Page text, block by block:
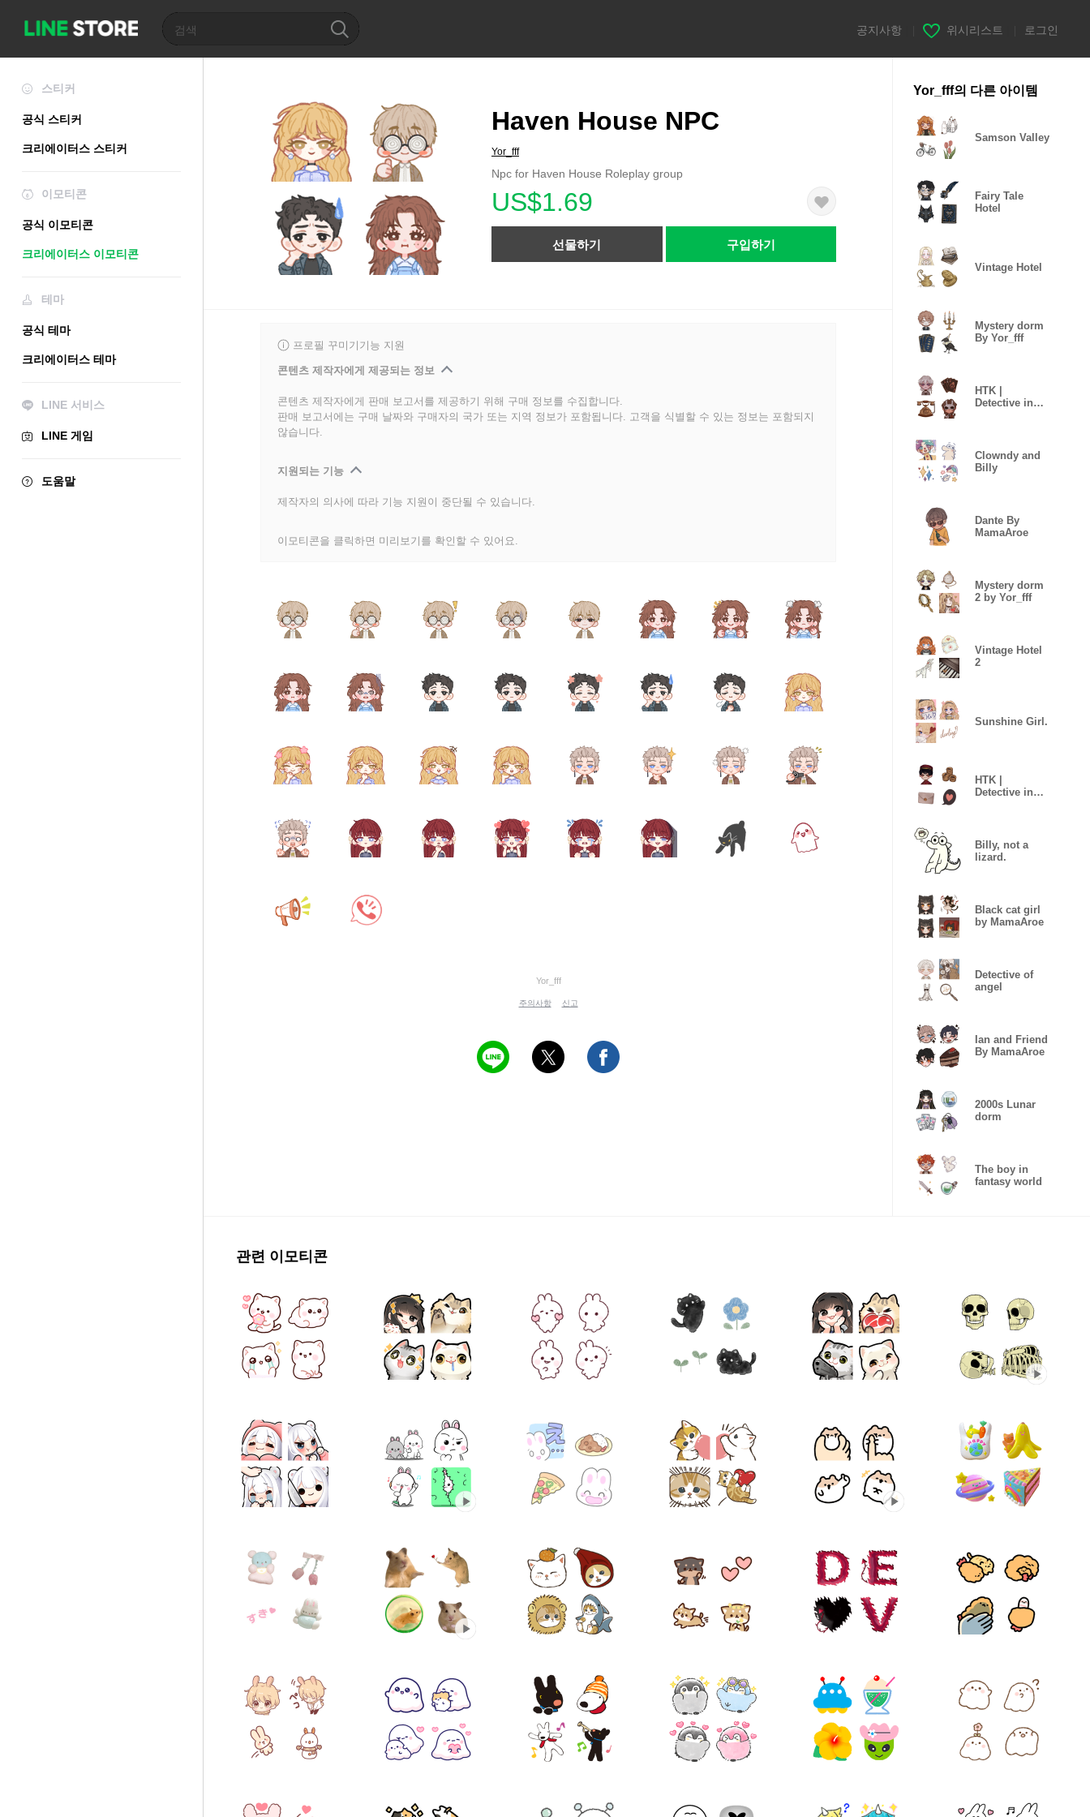
공지사항 위시리스트 로그인
스티커
공식 스티커
크리에이터스 스티커
이모티콘
공식 이모티콘
크리에이터스 이모티콘
테마
공식 테마
크리에이터스 테마
LINE 서비스
LINE 게임
도움말
Haven House NPC
Yor_fff
Npc for Haven House Roleplay group
US$1.69
선물하기 구입하기
프로필 꾸미기기능 지원
콘텐츠 제작자에게 제공되는 정보
콘텐츠 제작자에게 판매 보고서를 제공하기 위해 구매 정보를 수집합니다.
판매 보고서에는 구매 날짜와 구매자의 국가 또는 지역 정보가 포함됩니다. 고객을 식별할 수 있는 정보는 포함되지
않습니다.
지원되는 기능
제작자의 의사에 따라 기능 지원이 중단될 수 있습니다.
이모티콘을 클릭하면 미리보기를 확인할 수 있어요.
Yor_fff
주의사항 신고
Yor_fff의 다른 아이템
Samson Valley
Fairy Tale
Hotel
Vintage Hotel
Mystery dorm
By Yor_fff
HTK |
Detective in
Clowndy and
Billy
Dante By
MamaAroe
Mystery dorm
2 by Yor_fff
Vintage Hotel
2
Sunshine Girl.
HTK |
Detective in
Billy, not a
lizard.
Black cat girl
by MamaAroe
Detective of
angel
Ian and Friend
By MamaAroe
2000s Lunar
dorm
The boy in
fantasy world
관련 이모티콘